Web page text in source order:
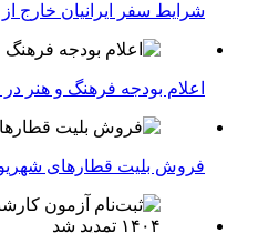
شرایط سفر ایرانیان خارج
اعلام بودجه فرهنگ و هنر در
فروش بلیت قطارهای